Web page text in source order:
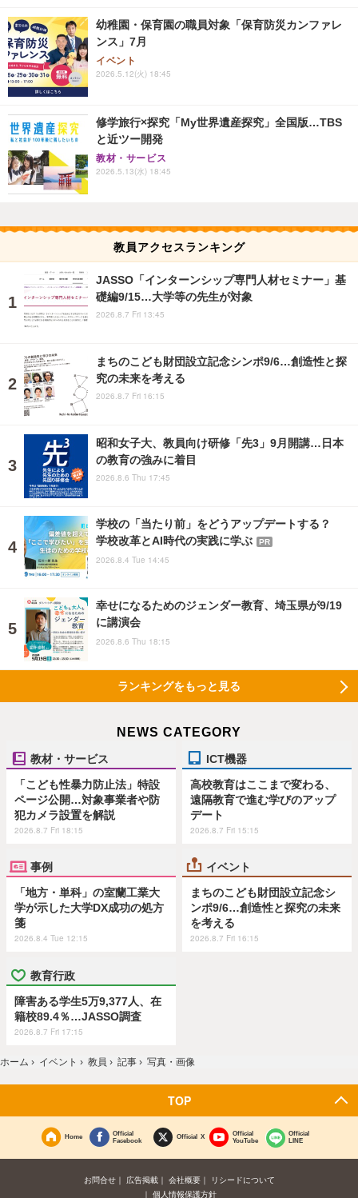
幼稚園・保育園の職員対象「保育防災カンファレ
ンス」7月
イベント
2026.5.12(火) 18:45
修学旅行×探究「My世界遺産探究」全国版…TBS
と近ツー開発
教材・サービス
2026.5.13(水) 18:45
教員アクセスランキング
JASSO「インターンシップ専門人材セミナー」基
礎編9/15…大学等の先生が対象
2026.8.7 Fri 13:45
まちのこども財団設立記念シンポ9/6…創造性と探
究の未来を考える
2026.8.7 Fri 16:15
昭和女子大、教員向け研修「先3」9月開講…日本
の教育の強みに着目
2026.8.6 Thu 17:45
学校の「当たり前」をどうアップデートする？
学校改革とAI時代の実践に学ぶ
PR
2026.8.4 Tue 14:45
幸せになるためのジェンダー教育、埼玉県が9/19
に講演会
2026.8.6 Thu 18:15
ランキングをもっと見る
NEWS CATEGORY
教材・サービス
「こども性暴力防止法」特設
ページ公開…対象事業者や防
犯カメラ設置を解説
2026.8.7 Fri 18:15
ICT機器
高校教育はここまで変わる、
遠隔教育で進む学びのアップ
デート
2026.8.7 Fri 15:15
事例
「地方・単科」の室蘭工業大
学が示した大学DX成功の処方
箋
2026.8.4 Tue 12:15
イベント
まちのこども財団設立記念シ
ンポ9/6…創造性と探究の未来
を考える
2026.8.7 Fri 16:15
教育行政
障害ある学生5万9,377人、在
籍校89.4％…JASSO調査
2026.8.7 Fri 17:15
ホーム › イベント › 教員 › 記事 › 写真・画像
TOP
Home
Official
Facebook
Official X
Official
YouTube
Official
LINE
お問合せ 広告掲載 会社概要
リシードについて
個人情報保護方針